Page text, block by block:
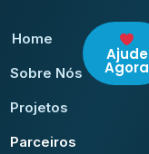
Home
Sobre Nós
Projetos
Parceiros
Ajude
Agora